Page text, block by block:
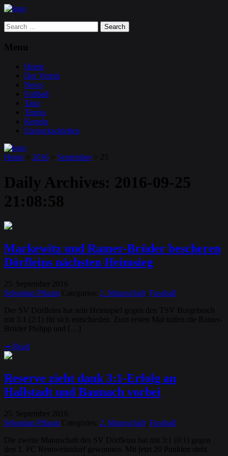
Search
for:
Menu
Home
Der Verein
News
Fußball
Tanz
Tennis
Kegeln
Eisstockschießen
Home 2016 September 25
Daily Archives: 2016-09-25
21:08:58
Markewitz und Ramer-Brüder bescheren
Dörfleins nächsten Heimsieg
25 September
2016
Sebastian Pflaum Categories: 1. Mannschaft Fussball
Der SV Dörfleins hat sein Heimspiel gegen den TSV Burgebrach
mit 3:1 (2:1) für sich entschieden. Zum ersten Mal trafen die Ramer-
Brüder Philipp und […]
➞ Read
Reserve zieht dank 3:1-Erfolg an
Hallstadt und Baunach vorbei
25 September
2016
Sebastian Pflaum Categories: 2. Mannschaft Fussball
Die zweite Mannschaft des SV Dörfleins hat mit 3:1 (0:1) gegen
den 1. FC Rentweinsdorf gewonnen. Mit jetzt 20 Punkten steht